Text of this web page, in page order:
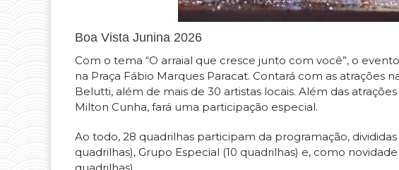
Boa Vista Junina 2026
Com o tema “O arraial que cresce junto com você”, o
na Praça Fábio Marques Paracat. Contará com as atrações
Belutti, além de mais de 30 artistas locais. Além das
Milton Cunha, fará uma participação especial.
Ao todo, 28 quadrilhas participam da programação,
quadrilhas), Grupo Especial (10 quadrilhas) e, como